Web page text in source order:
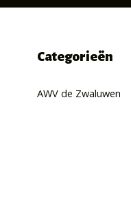
Categorieën
AWV de Zwaluwen